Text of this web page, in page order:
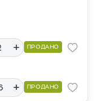
+ ПРОДАНО
+ ПРОДАНО